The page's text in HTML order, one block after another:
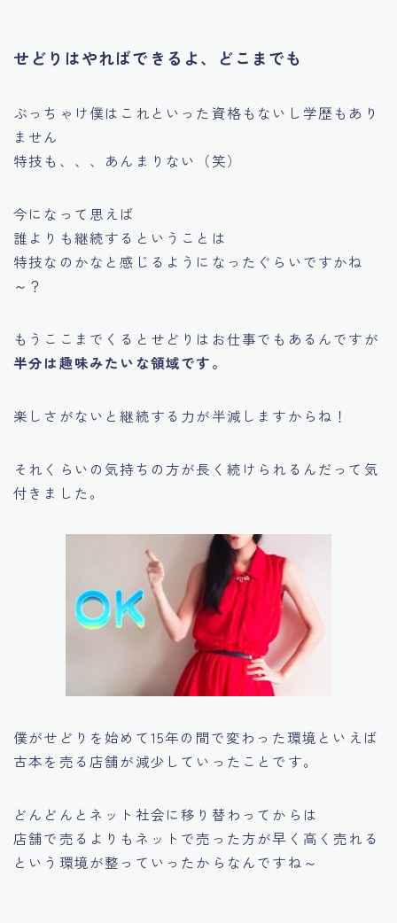
せどりはやればできるよ、どこまでも
ぶっちゃけ僕はこれといった資格もないし学歴もあり
ません
特技も、、、あんまりない（笑）
今になって思えば
誰よりも継続するというこ とは
特技なのかなと感じるようになったぐらいですかね
～？
もうここまでくるとせどりはお仕事でもあるんですが
半分は趣味みたいな領域です。
楽しさがないと継続する力が半減しますからね！
それくらいの気持ちの方が長く続けられるんだって気
付きました。
僕がせどりを始めて15年の間で変わった環境といえば
古本を売る店舗が減少していったことです。
どんどんとネット社会に移り替わってからは
店舗で売るよりもネットで売った方が早く高く売れる
という環境が整っていったからなんですね～